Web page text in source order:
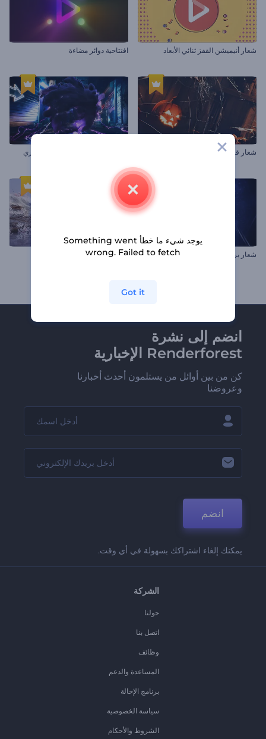
شعار أنيميشن القفز ثنائي الأبعاد افتتاحية دوائر مضاءة
شعار قبر الهالويين الملهم إظهار شعار الخيال العلمي الحضاري
شعار براق متلألئ كشف شعار باستيل الجنة
انضم إلى نشرة
Renderforest الإخبارية
كن من بين أوائل من يستلمون أحدث أخبارنا
وعروضنا
انضم
يمكنك إلغاء اشتراكك بسهولة في أي وقت.
الشركة
حولنا
اتصل بنا
وظائف
المساعدة والدعم
برنامج الإحالة
سياسة الخصوصية
الشروط والأحكام
يوجد شيء ما خطأ Something went
wrong. Failed to fetch
Got it